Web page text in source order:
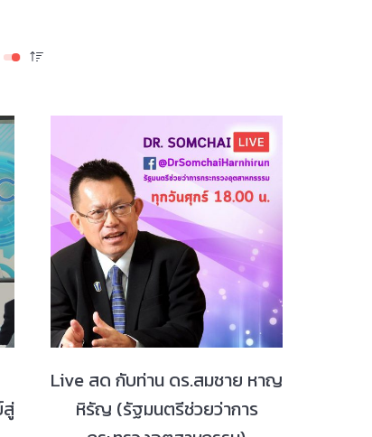
Live สด กับท่าน ดร.สมชาย หาญ
หิรัญ (รัฐมนตรีช่วยว่าการ